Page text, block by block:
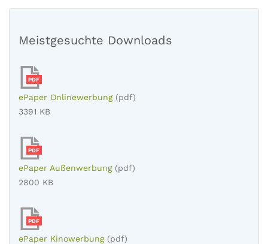
Meistgesuchte Downloads
PDF
ePaper Onlinewerbung (pdf)
3391 KB
PDF
ePaper Außenwerbung (pdf)
2800 KB
PDF
ePaper Kinowerbung (pdf)